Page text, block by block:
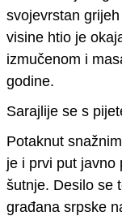
svojevrstan
visine htio je
izmučenom i
godine.
Sarajlije se s
Potaknut
je i prvi put javno
šutnje. Desilo se
građana srpske